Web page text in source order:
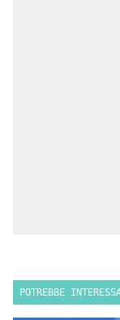
POTREBBE